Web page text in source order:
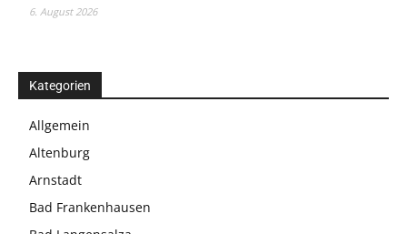
6. August 2026
Kategorien
Allgemein
Altenburg
Arnstadt
Bad Frankenhausen